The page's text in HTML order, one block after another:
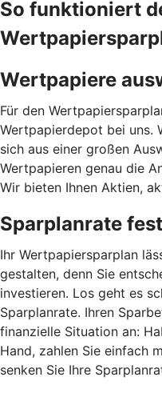
So funktioniert
Wertpapiere
Für den
Wertpapierdepot bei uns.
sich aus einer großen
Wertpapieren genau die
Wir bieten Ihnen Aktien,
Sparplanrate
Ihr Wertpapiersparplan
gestalten, denn Sie
investieren. Los geht es
Sparplanrate. Ihren
finanzielle Situation an:
Hand, zahlen Sie einfach
senken Sie Ihre